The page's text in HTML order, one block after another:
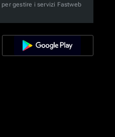
gestire i servizi Fastweb